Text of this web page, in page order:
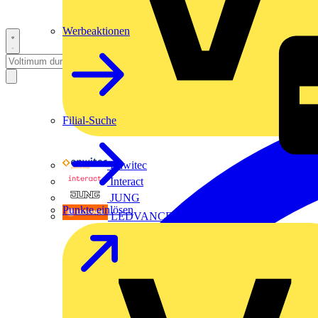
Enwitec
Interact
JUNG
LEDVANCE
Werbeaktionen
Filial-Suche
Punkte einlösen